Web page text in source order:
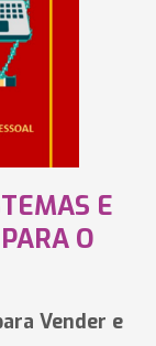
E
O
Vender e